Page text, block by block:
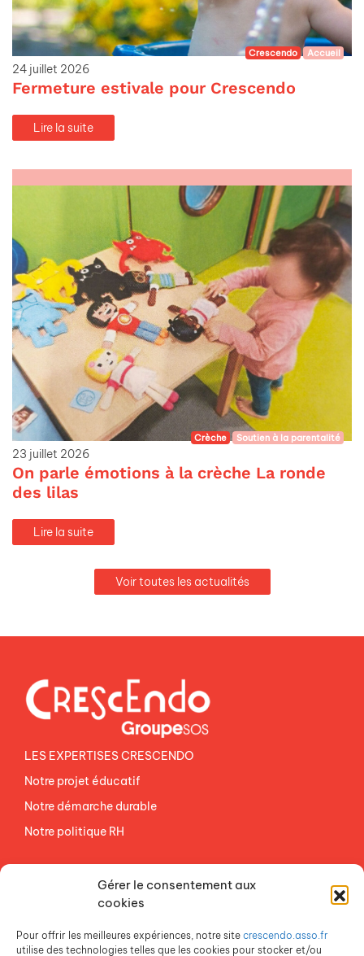
Gérer le consentement aux
cookies
Pour offrir les meilleures expériences, notre site crescendo.asso.fr
utilise des technologies telles que les cookies pour stocker et/ou
Crescendo Accueil
24 juillet 2026
Fermeture estivale pour Crescendo
Lire la suite
Crèche Soutien à la parentalité
23 juillet 2026
On parle émotions à la crèche La ronde
des lilas
Lire la suite
Voir toutes les actualités
LES EXPERTISES CRESCENDO
Notre projet éducatif
Notre démarche durable
Notre politique RH
ESPACE PRESSE